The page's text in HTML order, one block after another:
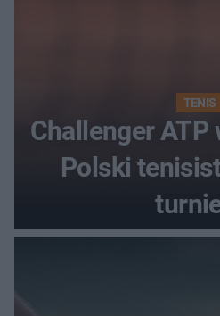
TENIS
Challenger ATP
Polski